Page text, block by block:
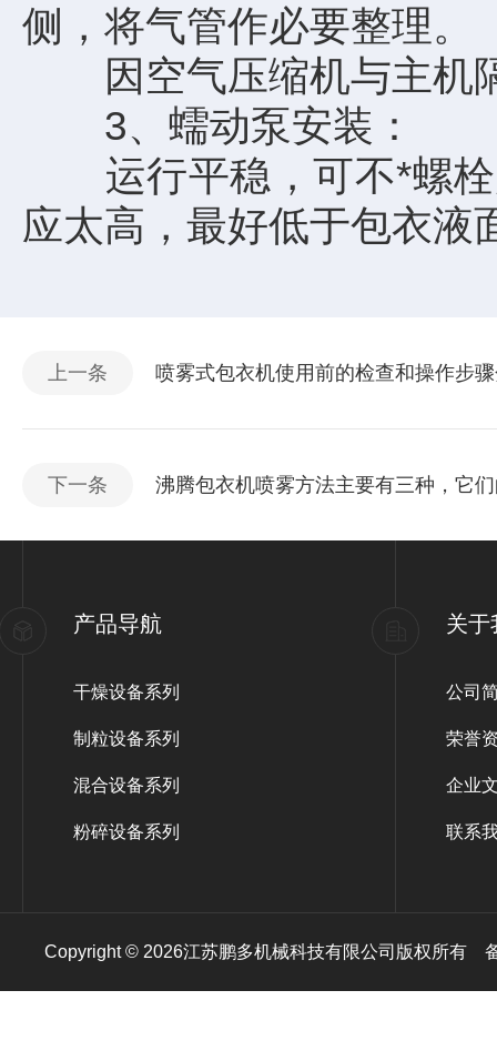
侧，将气管作必要整理。
因空气压缩机与主机隔
3、蠕动泵安装：
运行平稳，可不*螺栓
应太高，最好低于包衣液
上一条 喷雾式包衣机使用前的检查和操作步
下一条 沸腾包衣机喷雾方法主要有三种，它
产品导航
干燥设备系列
制粒设备系列
混合设备系列
粉碎设备系列
关于
公司
荣誉
企业
联系
Copyright © 2026江苏鹏多机械科技有限公司版权所有